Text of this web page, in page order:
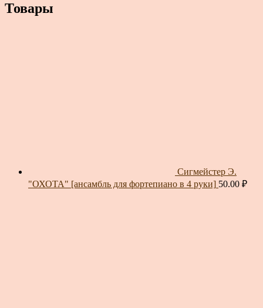
Товары
Сигмейстер Э.
"ОХОТА" [ансамбль для фортепиано в 4 руки] 50.00 ₽